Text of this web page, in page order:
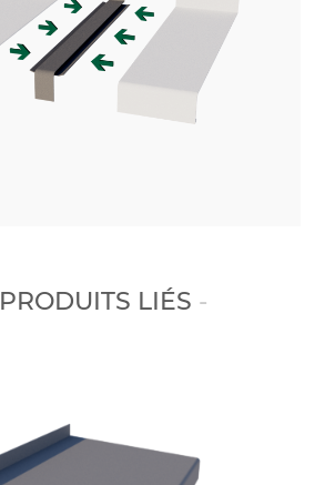
PRODUITS LIÉS